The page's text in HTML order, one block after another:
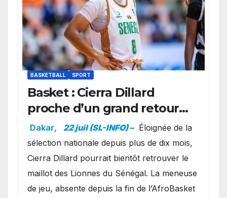
BASKETBALL SPORT
Basket : Cierra Dillard
proche d’un grand retour
avec les Lionnes ?
Dakar, 22 juil (SL-INFO) – Éloignée de la
sélection nationale depuis plus de dix mois,
Cierra Dillard pourrait bientôt retrouver le
maillot des Lionnes du Sénégal. La meneuse
de jeu, absente depuis la fin de l’AfroBasket